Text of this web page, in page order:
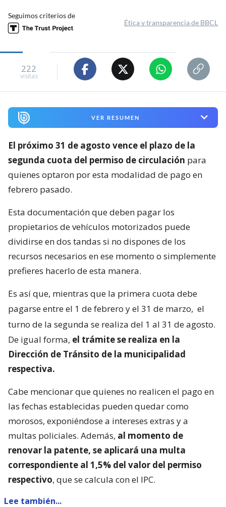
Seguimos criterios de
Ética y transparencia de BBCL
222
visitas
VER RESUMEN
El próximo 31 de agosto vence el plazo de la
segunda cuota del permiso de circulación para
quienes optaron por esta modalidad de pago en
febrero pasado.
Esta documentación que deben pagar los
propietarios de vehículos motorizados puede
dividirse en dos tandas si no dispones de los
recursos necesarios en ese momento o simplemente
prefieres hacerlo de esta manera.
Es así que, mientras que la primera cuota debe
pagarse entre el 1 de febrero y el 31 de marzo, el
turno de la segunda se realiza del 1 al 31 de agosto.
De igual forma, el trámite se realiza en la
Dirección de Tránsito de la municipalidad
respectiva.
Cabe mencionar que quienes no realicen el pago en
las fechas establecidas pueden quedar como
morosos, exponiéndose a intereses extras y a
multas policiales. Además, al momento de
renovar la patente, se aplicará una multa
correspondiente al 1,5% del valor del permiso
respectivo, que se calcula con el IPC.
Lee también...